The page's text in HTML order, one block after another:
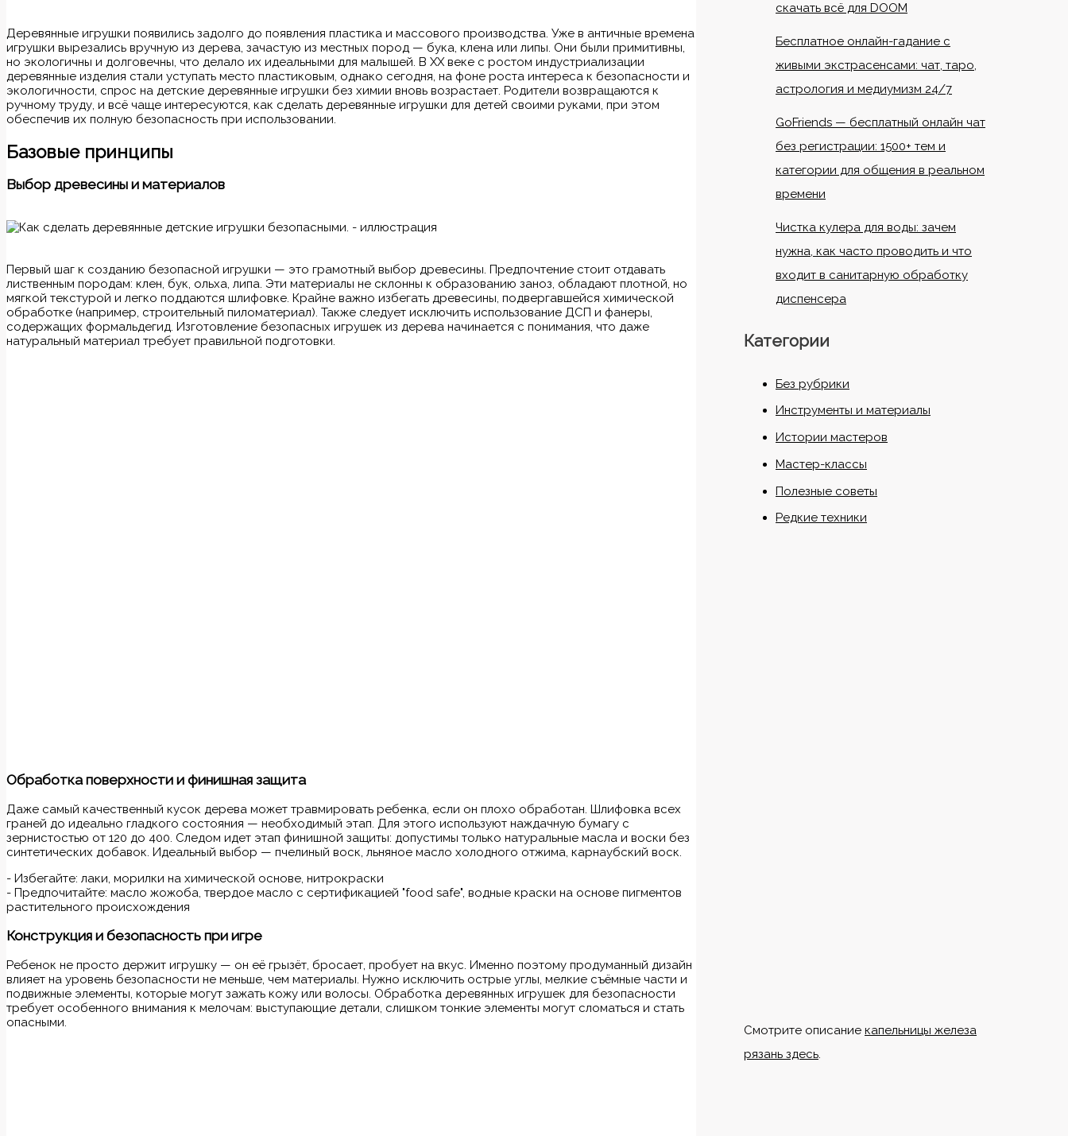
Деревянные игрушки появились задолго до появления пластика и массового производства. Уже в античные времена
игрушки вырезались вручную из дерева, зачастую из местных пород — бука, клена или липы. Они были примитивны,
но экологичны и долговечны, что делало их идеальными для малышей. В XX веке с ростом индустриализации
деревянные изделия стали уступать место пластиковым, однако сегодня, на фоне роста интереса к безопасности и
экологичности, спрос на детские деревянные игрушки без химии вновь возрастает. Родители возвращаются к
ручному труду, и всё чаще интересуются, как сделать деревянные игрушки для детей своими руками, при этом
обеспечив их полную безопасность при использовании.
Базовые принципы
Выбор древесины и материалов
Первый шаг к созданию безопасной игрушки — это грамотный выбор древесины. Предпочтение стоит отдавать
лиственным породам: клен, бук, ольха, липа. Эти материалы не склонны к образованию заноз, обладают плотной, но
мягкой текстурой и легко поддаются шлифовке. Крайне важно избегать древесины, подвергавшейся химической
обработке (например, строительный пиломатериал). Также следует исключить использование ДСП и фанеры,
содержащих формальдегид. Изготовление безопасных игрушек из дерева начинается с понимания, что даже
натуральный материал требует правильной подготовки.
Обработка поверхности и финишная защита
Даже самый качественный кусок дерева может травмировать ребенка, если он плохо обработан. Шлифовка всех
граней до идеально гладкого состояния — необходимый этап. Для этого используют наждачную бумагу с
зернистостью от 120 до 400. Следом идет этап финишной защиты: допустимы только натуральные масла и воски без
синтетических добавок. Идеальный выбор — пчелиный воск, льняное масло холодного отжима, карнаубский воск.
- Избегайте: лаки, морилки на химической основе, нитрокраски
- Предпочитайте: масло жожоба, твердое масло с сертификацией "food safe", водные краски на основе пигментов
растительного происхождения
Конструкция и безопасность при игре
Ребенок не просто держит игрушку — он её грызёт, бросает, пробует на вкус. Именно поэтому продуманный дизайн
влияет на уровень безопасности не меньше, чем материалы. Нужно исключить острые углы, мелкие съёмные части и
подвижные элементы, которые могут зажать кожу или волосы. Обработка деревянных игрушек для безопасности
требует особенного внимания к мелочам: выступающие детали, слишком тонкие элементы могут сломаться и стать
опасными.
скачать всё для DOOM
Бесплатное онлайн-гадание с
живыми экстрасенсами: чат, таро,
астрология и медиумизм 24/7
GoFriends — бесплатный онлайн чат
без регистрации: 1500+ тем и
категории для общения в реальном
времени
Чистка кулера для воды: зачем
нужна, как часто проводить и что
входит в санитарную обработку
диспенсера
Категории
Без рубрики
Инструменты и материалы
Истории мастеров
Мастер-классы
Полезные советы
Редкие техники
Смотрите описание капельницы железа
рязань здесь.